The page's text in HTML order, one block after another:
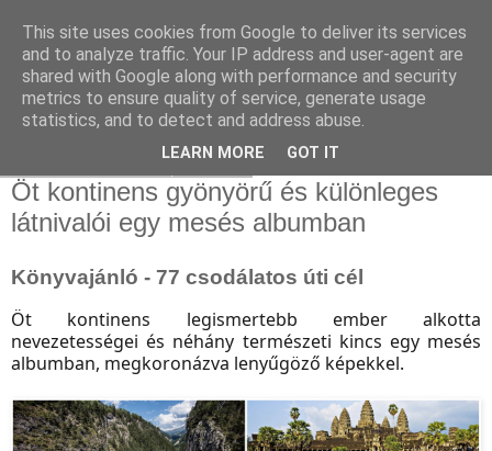
Öt kontinens gyönyörű és különleges
látnivalói egy mesés albumban
Könyvajánló - 77 csodálatos úti cél
Öt kontinens legismertebb ember alkotta
nevezetességei és néhány természeti kincs egy mesés
albumban, megkoronázva lenyűgöző képekkel.
This site uses cookies from Google to deliver its services
and to analyze traffic. Your IP address and user-agent are
shared with Google along with performance and security
metrics to ensure quality of service, generate usage
statistics, and to detect and address abuse.
LEARN MORE GOT IT